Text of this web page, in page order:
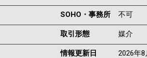
SOHO・事務所 不可
取引形態 媒介
情報更新日 2026年